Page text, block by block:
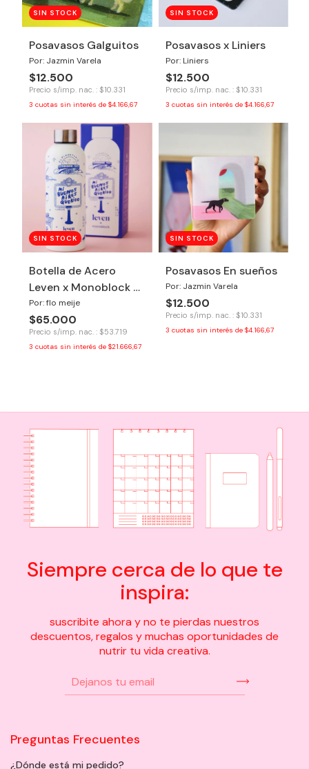
SIN STOCK
Posavasos Galguitos
Por: Jazmin Varela
$12.500
Precio s/imp. nac. : $10.331
3 cuotas sin interés de $4.166,67
SIN STOCK
Posavasos x Liniers
Por: Liniers
$12.500
Precio s/imp. nac. : $10.331
3 cuotas sin interés de $4.166,67
SIN STOCK
Botella de Acero
Leven x Monoblock -
Buenos Aires
Por: flo meije
$65.000
Precio s/imp. nac. : $53.719
3 cuotas sin interés de $21.666,67
SIN STOCK
Posavasos En sueños
Por: Jazmin Varela
$12.500
Precio s/imp. nac. : $10.331
3 cuotas sin interés de $4.166,67
Siempre cerca de lo que te
inspira:
suscribite ahora y no te pierdas nuestros
descuentos, regalos y muchas oportunidades de
nutrir tu vida creativa.
Preguntas Frecuentes
¿Dónde está mi pedido?